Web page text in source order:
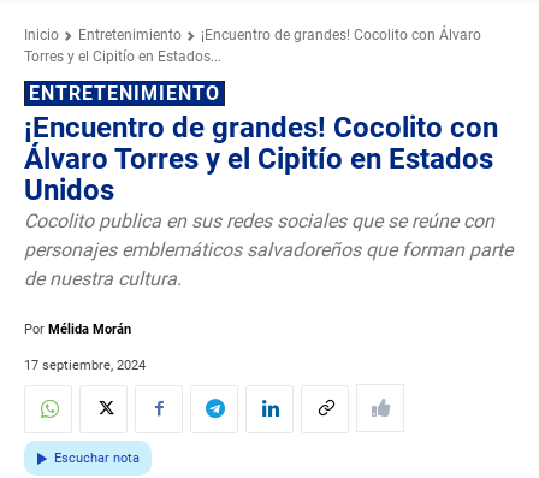
Inicio Entretenimiento
¡Encuentro de grandes! Cocolito con Álvaro
Torres y el Cipitío en Estados...
ENTRETENIMIENTO
¡Encuentro de grandes! Cocolito con
Álvaro Torres y el Cipitío en Estados
Unidos
Cocolito publica en sus redes sociales que se reúne con
personajes emblemáticos salvadoreños que forman parte
de nuestra cultura.
Por Mélida Morán
17 septiembre, 2024
Escuchar nota